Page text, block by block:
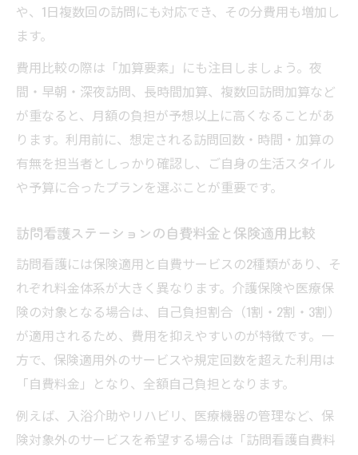
や、1日複数回の訪問にも対応でき、その分費用も増加し
ます。
費用比較の際は「加算要素」にも注目しましょう。夜
間・早朝・深夜訪問、長時間加算、複数回訪問加算など
が重なると、月額の負担が予想以上に高くなることがあ
ります。利用前に、想定される訪問回数・時間・加算の
有無を担当者としっかり確認し、ご自身の生活スタイル
や予算に合ったプランを選ぶことが重要です。
訪問看護ステーションの自費料金と保険適用比較
訪問看護には保険適用と自費サービスの2種類があり、そ
れぞれ料金体系が大きく異なります。介護保険や医療保
険の対象となる場合は、自己負担割合（1割・2割・3割）
が適用されるため、費用を抑えやすいのが特徴です。一
方で、保険適用外のサービスや規定回数を超えた利用は
「自費料金」となり、全額自己負担となります。
例えば、入浴介助やリハビリ、医療機器の管理など、保
険対象外のサービスを希望する場合は「訪問看護自費料